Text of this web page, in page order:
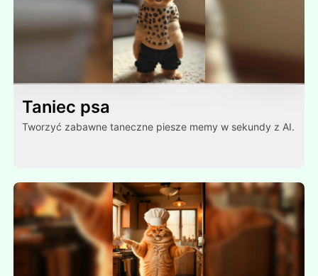
Taniec psa
Tworzyć zabawne taneczne piesze memy w sekundy z AI.